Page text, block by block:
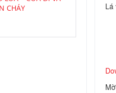
CHÁY
Lá